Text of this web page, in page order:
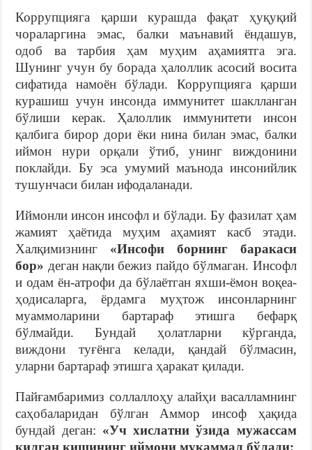
Коррупцияга қарши курашда фақат ҳуқуқий
чораларгина эмас, балки маънавий ёндашув,
одоб ва тарбия ҳам муҳим аҳамиятга эга.
Шунинг учун бу борада ҳалоллик асосий восита
сифатида намоён бўлади. Коррупцияга қарши
курашиш учун инсонда иммунитет шаклланган
бўлиши керак. Ҳалоллик иммунитети инсон
қалбига бирор дори ёки нина билан эмас, балки
иймон нури орқали ўтиб, унинг виждонини
поклайди. Бу эса умумий маънода инсонийлик
тушунчаси билан ифодаланади.
Иймонли инсон инсофл и бўлади. Бу фазилат ҳам
жамият ҳаётида муҳим аҳамият касб этади.
Халқимизнинг «Инсофи борнинг баракаси
бор» деган нақли бежиз пайдо бўлмаган. Инсофл
и одам ён-атрофи да бўлаётган яхши-ёмон воқеа-
ҳодисаларга, ёрдамга муҳтож инсонларнинг
муаммоларини бартараф этишга бефарқ
бўлмайди. Бундай ҳолатларни кўрганда,
виждони туғёнга келади, қандай бўлмасин,
уларни бартараф этишга ҳаракат қилади.
Пайғамбаримиз соллаллоҳу алайҳи васалламнинг
саҳобаларидан бўлган Аммор инсоф ҳақида
бундай деган: «Уч хислатни ўзида мужассам
қилган кишининг иймони мукаммал бўлади: